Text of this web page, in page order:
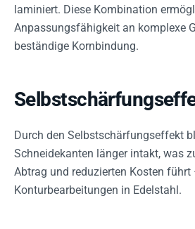
laminiert. Diese Kombination
Anpassungsfähigkeit an komplexe
beständige Kornbindung.
Durch den Selbstschärfungseffekt
Schneidekanten länger intakt, was
Abtrag und reduzierten Kosten führt
Konturbearbeitungen in Edelstahl.